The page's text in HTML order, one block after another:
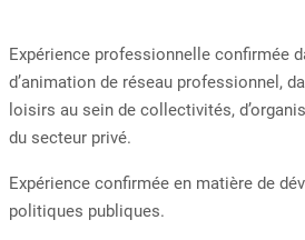
Expérience professionnelle confirmée
d’animation de réseau professionnel,
loisirs au sein de collectivités,
du secteur privé.
Expérience confirmée en matière de
politiques publiques.